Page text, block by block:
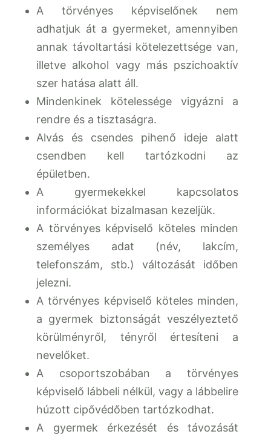
A törvényes képviselőnek nem
adhatjuk át a gyermeket, amennyiben
annak távoltartási kötelezettsége van,
illetve alkohol vagy más pszichoaktív
szer hatása alatt áll.
Mindenkinek kötelessége vigyázni a
rendre és a tisztaságra.
Alvás és csendes pihenő ideje alatt
csendben kell tartózkodni az
épületben.
A gyermekekkel kapcsolatos
információkat bizalmasan kezeljük.
A törvényes képviselő köteles minden
személyes adat (név, lakcím,
telefonszám, stb.) változását időben
jelezni.
A törvényes képviselő köteles minden,
a gyermek biztonságát veszélyeztető
körülményről, tényről értesíteni a
nevelőket.
A csoportszobában a törvényes
képviselő lábbeli nélkül, vagy a lábbelire
húzott cipővédőben tartózkodhat.
A gyermek érkezését és távozását